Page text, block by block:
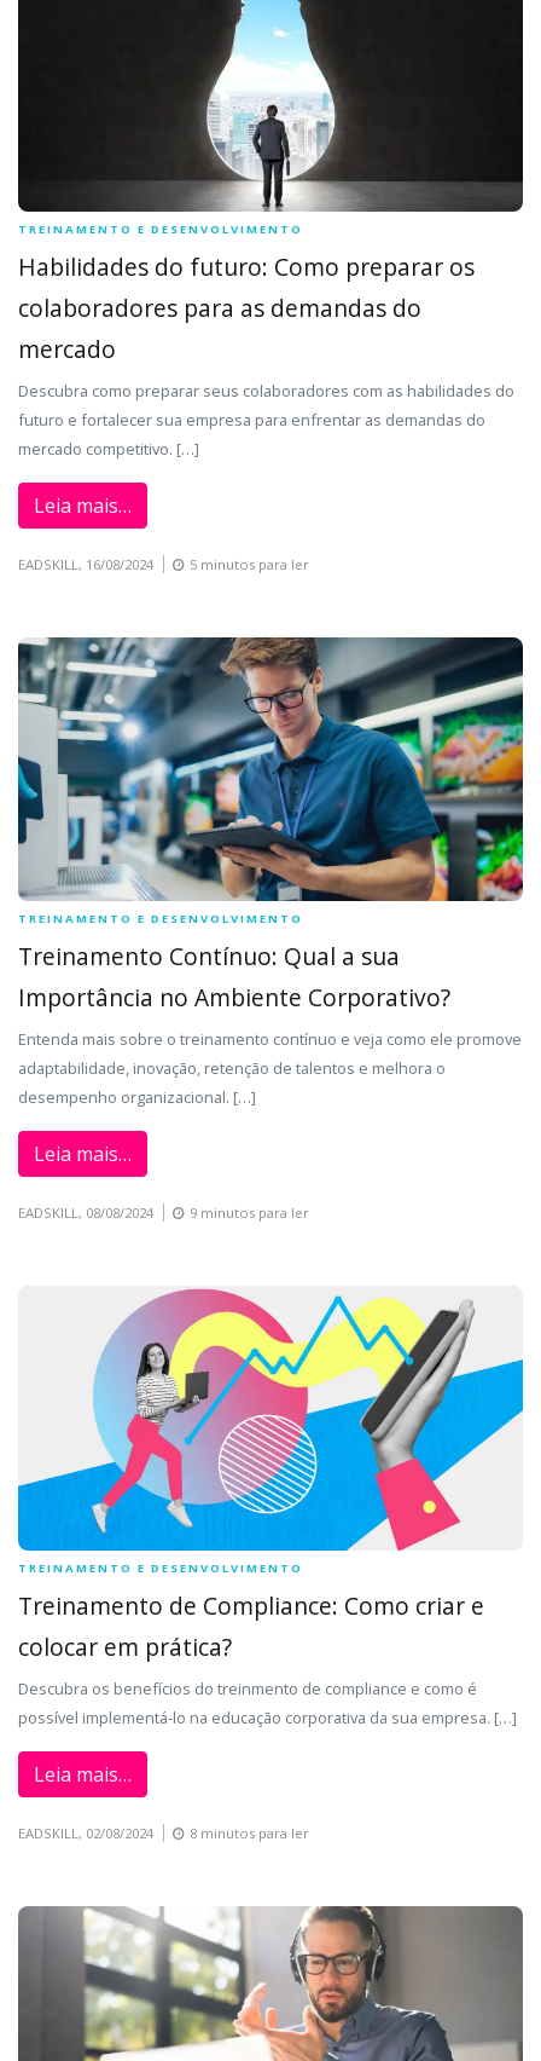
TREINAMENTO E DESENVOLVIMENTO
Habilidades do futuro: Como preparar os
colaboradores para as demandas do
mercado
Descubra como preparar seus colaboradores com as habilidades do
futuro e fortalecer sua empresa para enfrentar as demandas do
mercado competitivo. […]
Leia mais…
EADSKILL, 16/08/2024 5 minutos para ler
TREINAMENTO E DESENVOLVIMENTO
Treinamento Contínuo: Qual a sua
Importância no Ambiente Corporativo?
Entenda mais sobre o treinamento contínuo e veja como ele promove
adaptabilidade, inovação, retenção de talentos e melhora o
desempenho organizacional. […]
Leia mais…
EADSKILL, 08/08/2024 9 minutos para ler
TREINAMENTO E DESENVOLVIMENTO
Treinamento de Compliance: Como criar e
colocar em prática?
Descubra os benefícios do treinmento de compliance e como é
possível implementá-lo na educação corporativa da sua empresa. […]
Leia mais…
EADSKILL, 02/08/2024 8 minutos para ler